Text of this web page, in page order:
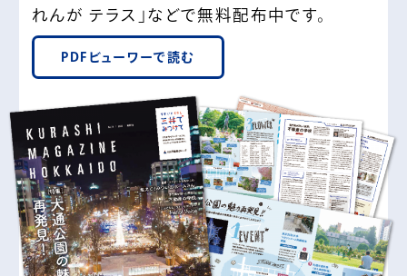
れんが テラス」などで無料配布中です。
PDFビューワーで読む